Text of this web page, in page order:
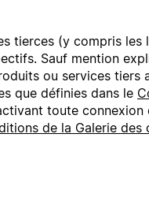
tierces (y compris
Sauf mention
ou services tiers
que définies dans le
toute
de la Galerie des